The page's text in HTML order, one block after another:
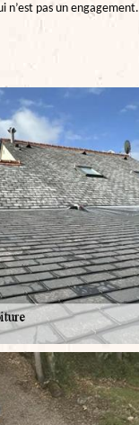
n’est pas un engagement.